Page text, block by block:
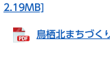
2.19MB]
鳥栖北まちづく